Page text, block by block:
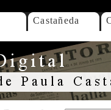
Castañeda